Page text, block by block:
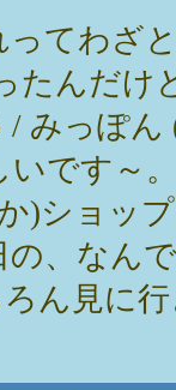
てわざ
たんだけ
みっぽん
いです～
)ショッ
の、なん
ん見に